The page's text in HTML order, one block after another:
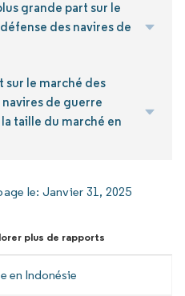
grande part sur le
des navires de
sur le marché des
de guerre
taille du marché en
le: Janvier 31, 2025
plus de rapports
en Indonésie